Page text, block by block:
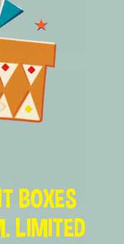
BOXES
LIMITED